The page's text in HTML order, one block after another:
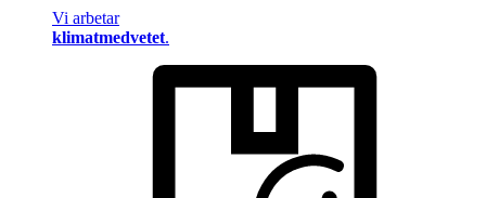
Vi arbetar
klimatmedvetet.